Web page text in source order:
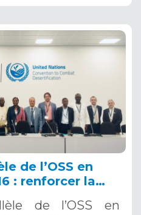
de l’OSS en
: renforcer la
de l’OSS en